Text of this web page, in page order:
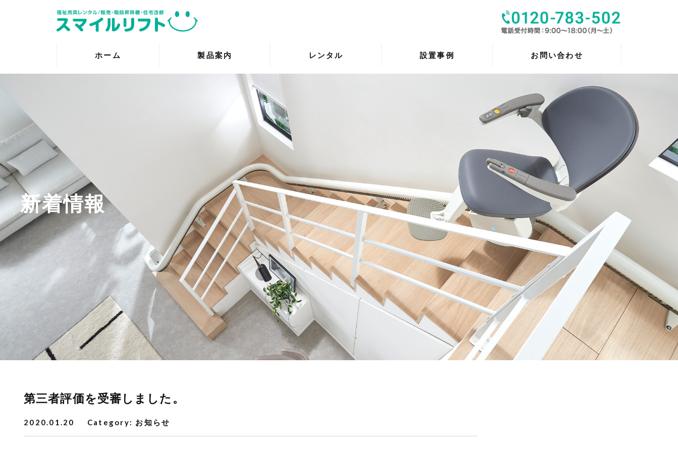
ホーム 製品案内 レンタル 設置事例 お問い合わせ
新着情報
第三者評価を受審しました。
2020.01.20 Category: お知らせ